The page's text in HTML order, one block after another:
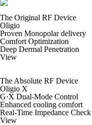
The Original RF Device
Oligio
Proven Monopolar delivery
Comfort Optimization
Deep Dermal Penetration
View
The Absolute RF Device
Oligio X
G·X Dual-Mode Control
Enhanced cooling comfort
Real-Time Impedance Check
View